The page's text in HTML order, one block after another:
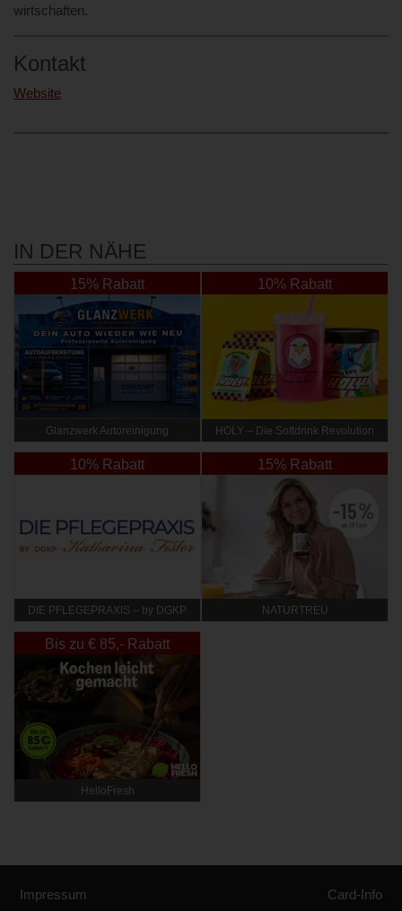
wirtschaften.
Kontakt
Website
IN DER NÄHE
15% Rabatt
Glanzwerk Autoreinigung
10% Rabatt
HOLY – Die Softdrink Revolution
10% Rabatt
DIE PFLEGEPRAXIS – by DGKP
15% Rabatt
NATURTREU
Bis zu € 85,- Rabatt
HelloFresh
Impressum Card-Info